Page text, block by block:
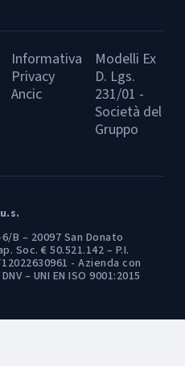
Informativa
Privacy
Ancic
Modelli Ex
D. Lgs.
231/01 -
Società del
Gruppo
B – 20097 San Donato
Soc. € 50.521.142 – P.I.
- Azienda con
– UNI EN ISO 9001:2015